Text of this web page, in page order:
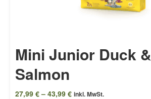
Mini Junior Duck &
Salmon
27,99 €– 43,99 € inkl. MwSt.